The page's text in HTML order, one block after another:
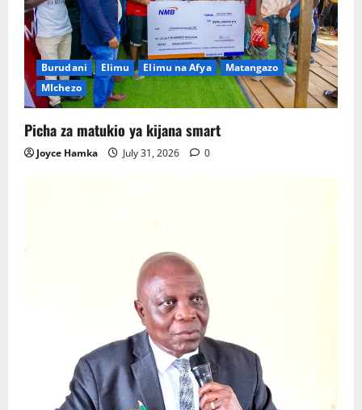
Burudani Elimu Elimu na Afya
Matangazo
MIchezo
Picha za matukio ya kijana smart
Joyce Hamka July 31, 2026 0